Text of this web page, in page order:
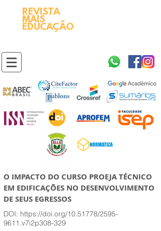
REVISTA
MAIS
EDUCAÇÃO
O IMPACTO DO CURSO PROEJA TÉCNICO
EM EDIFICAÇÕES NO DESENVOLVIMENTO
DE SEUS EGRESSOS
DOI: https://doi.org/10.51778/2595-
9611.v7i2p308-329